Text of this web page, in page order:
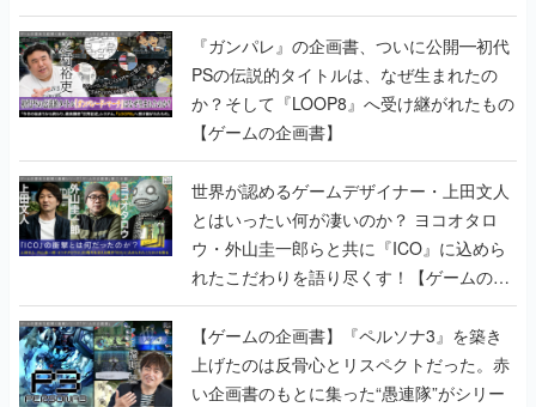
書】
『ガンパレ』の企画書、ついに公開━初代
PSの伝説的タイトルは、なぜ生まれたの
か？そして『LOOP8』へ受け継がれたもの
【ゲームの企画書】
世界が認めるゲームデザイナー・上田文人
とはいったい何が凄いのか？ ヨコオタロ
ウ・外山圭一郎らと共に『ICO』に込めら
れたこだわりを語り尽くす！【ゲームの企
画書】
【ゲームの企画書】『ペルソナ3』を築き
上げたのは反骨心とリスペクトだった。赤
い企画書のもとに集った“愚連隊”がシリー